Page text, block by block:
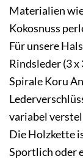
Materialien
Kokosnuss
Für unsere
Rindsleder (3 x
Spirale Koru
variabel
Die Holzkette
Sportlich oder